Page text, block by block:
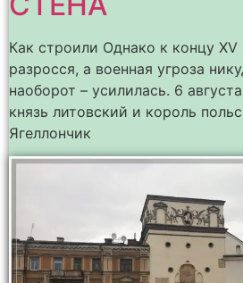
Как строили Однако к концу XV
разросся, а военная угроза
наоборот – усилилась. 6
князь литовский и король
Ягеллончик